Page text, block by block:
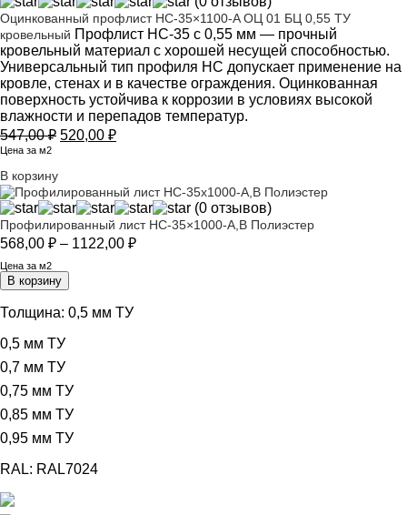
Оцинкованный профлист НС-35×1100-A ОЦ 01 БЦ 0,55 ТУ
кровельный Профлист НС-35 с 0,55 мм — прочный
кровельный материал с хорошей несущей способностью.
Универсальный тип профиля НС допускает применение на
кровле, стенах и в качестве ограждения. Оцинкованная
поверхность устойчива к коррозии в условиях высокой
влажности и перепадов температур.
547,00₽ Первоначальная
520,00 ₽Текущая
Цена за м2
В корзину
(0 отзывов)
Профилированный лист НС-35×1000-A,B Полиэстер
568,00 ₽ – 1122,00 ₽Диапазон
Цена за м2
В корзину
Толщина: 0,5 мм ТУ
0,5 мм ТУ
0,7 мм ТУ
0,75 мм ТУ
0,85 мм ТУ
0,95 мм ТУ
RAL: RAL7024